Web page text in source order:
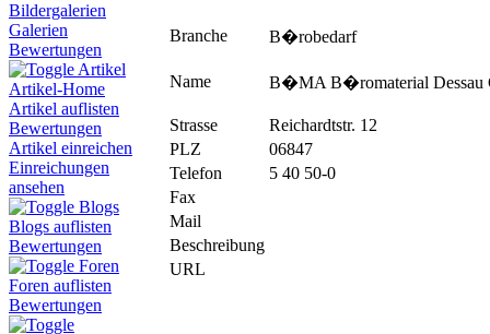
Bildergalerien
Galerien
Bewertungen
Artikel
Artikel-Home
Artikel auflisten
Bewertungen
Artikel einreichen
Einreichungen
ansehen
Blogs
Blogs auflisten
Bewertungen
Foren
Foren auflisten
Bewertungen
Branche B�robedarf
Name B�MA B�romaterial Dessau
Strasse
Reichardtstr. 12
PLZ
06847
Telefon
5 40 50-0
Fax
Mail
Beschreibung
URL